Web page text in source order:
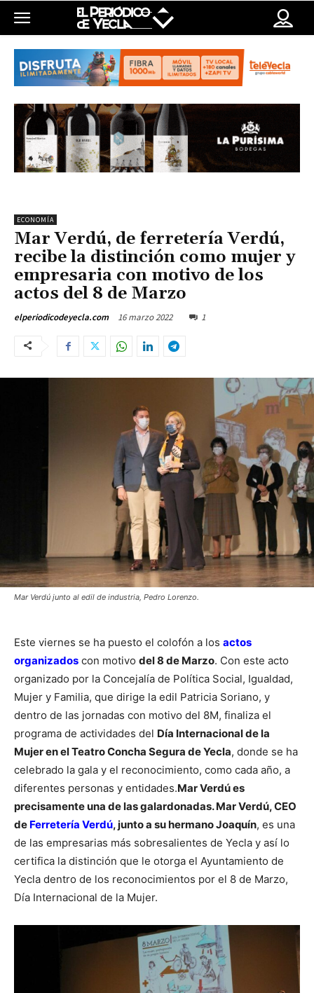
ECONOMÍA
Mar Verdú, de ferretería Verdú,
recibe la distinción como mujer y
empresaria con motivo de los
actos del 8 de Marzo
elperiodicodeyecla.com 16 marzo 2022 1
Mar Verdú junto al edil de industria, Pedro Lorenzo.
Este viernes se ha puesto el colofón a los actos
organizados con motivo del 8 de Marzo. Con este acto
organizado por la Concejalía de Política Social, Igualdad,
Mujer y Familia, que dirige la edil Patricia Soriano, y
dentro de las jornadas con motivo del 8M, finaliza el
programa de actividades del Día Internacional de la
Mujer en el Teatro Concha Segura de Yecla, donde se ha
celebrado la gala y el reconocimiento, como cada año, a
diferentes personas y entidades.Mar Verdú es
precisamente una de las galardonadas. Mar Verdú, CEO
de Ferretería Verdú, junto a su hermano Joaquín, es una
de las empresarias más sobresalientes de Yecla y así lo
certifica la distinción que le otorga el Ayuntamiento de
Yecla dentro de los reconocimientos por el 8 de Marzo,
Día Internacional de la Mujer.